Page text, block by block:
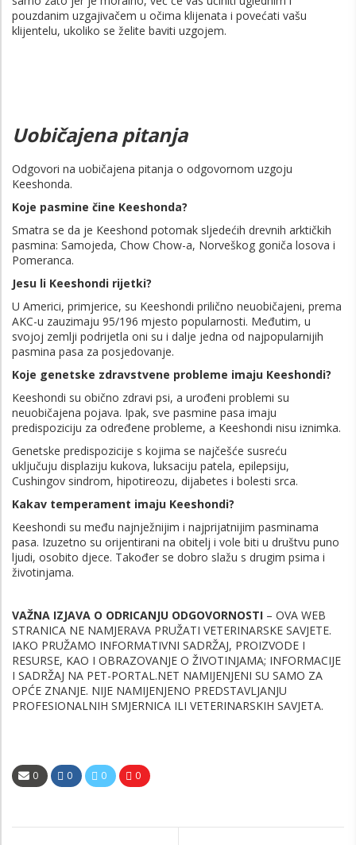
pouzdanim uzgajivačem u očima klijenata i povećati vašu
klijentelu, ukoliko se želite baviti uzgojem.
Uobičajena pitanja
Odgovori na uobičajena pitanja o odgovornom uzgoju
Keeshonda.
Koje pasmine čine Keeshonda?
Smatra se da je Keeshond potomak sljedećih drevnih arktičkih
pasmina: Samojeda, Chow Chow-a, Norveškog goniča losova i
Pomeranca.
Jesu li Keeshondi rijetki?
U Americi, primjerice, su Keeshondi prilično neuobičajeni, prema
AKC-u zauzimaju 95/196 mjesto popularnosti. Međutim, u
svojoj zemlji podrijetla oni su i dalje jedna od najpopularnijih
pasmina pasa za posjedovanje.
Koje genetske zdravstvene probleme imaju Keeshondi?
Keeshondi su obično zdravi psi, a urođeni problemi su
neuobičajena pojava. Ipak, sve pasmine pasa imaju
predispoziciju za određene probleme, a Keeshondi nisu iznimka.
Genetske predispozicije s kojima se najčešće susreću
uključuju displaziju kukova, luksaciju patela, epilepsiju,
Cushingov sindrom, hipotireozu, dijabetes i bolesti srca.
Kakav temperament imaju Keeshondi?
Keeshondi su među najnježnijim i najprijatnijim pasminama
pasa. Izuzetno su orijentirani na obitelj i vole biti u društvu puno
ljudi, osobito djece. Također se dobro slažu s drugim psima i
životinjama.
VAŽNA IZJAVA O ODRICANJU ODGOVORNOSTI – OVA WEB
STRANICA NE NAMJERAVA PRUŽATI VETERINARSKE SAVJETE.
IAKO PRUŽAMO INFORMATIVNI SADRŽAJ, PROIZVODE I
RESURSE, KAO I OBRAZOVANJE O ŽIVOTINJAMA; INFORMACIJE
I SADRŽAJ NA PET-PORTAL.NET NAMIJENJENI SU SAMO ZA
OPĆE ZNANJE. NIJE NAMIJENJENO PREDSTAVLJANJU
PROFESIONALNIH SMJERNICA ILI VETERINARSKIH SAVJETA.
0 0 0 0